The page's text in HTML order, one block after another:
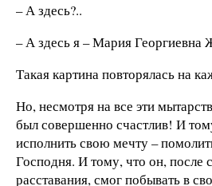
– А здесь?..
– А здесь я – Мария Георгиевна
Такая картина повторялась на
Но, несмотря на все эти
был совершенно счастлив! И
исполнить свою мечту –
Господня. И тому, что он, после
расставания, смог побывать в